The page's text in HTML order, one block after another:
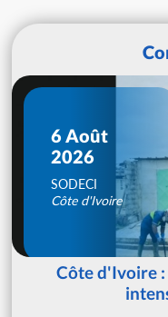
6 Août
2026
SODECI
Côte d'Ivoire
Côte d'Ivoire :